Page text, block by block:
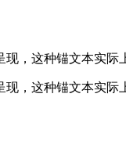
，这种锚文本实
，这种锚文本实